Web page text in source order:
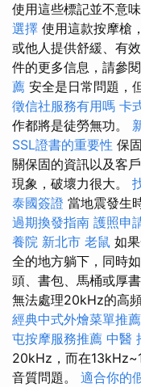
使用這些標記並不意
選擇 使用這款按摩槍
或他人提供舒緩、有
件的更多信息，請參
薦 安全是日常問題，
徵信社服務有用嗎 卡
作都將是徒勞無功。
SSL證書的重要性 保
關保固的資訊以及客
現象，破壞力很大。
泰國簽證 當地震發生
過期換發指南 護照申
養院 新北市 老鼠 如
全的地方躺下，同時
頭、書包、馬桶或厚
無法處理20kHz的高
經典中式外燴菜單推薦
屯按摩服務推薦 中醫
20kHz，而在
音質問題。 適合你的